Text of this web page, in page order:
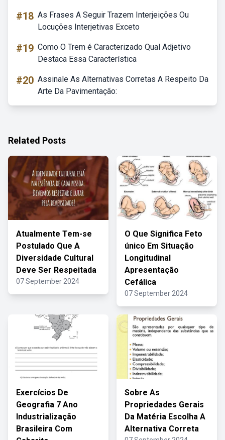
#18 As Frases A Seguir Trazem Interjeições Ou
Locuções Interjetivas Exceto
#19 Como O Trem é Caracterizado Qual Adjetivo
Destaca Essa Característica
#20 Assinale As Alternativas Corretas A Respeito Da
Arte Da Pavimentação:
Related Posts
Atualmente Tem-se
Postulado Que A
Diversidade Cultural
Deve Ser Respeitada
07 September 2024
O Que Significa Feto
único Em Situação
Longitudinal
Apresentação
Cefálica
07 September 2024
Exercícios De
Geografia 7 Ano
Industrialização
Brasileira Com
Sobre As
Propriedades Gerais
Da Matéria Escolha A
Alternativa Correta